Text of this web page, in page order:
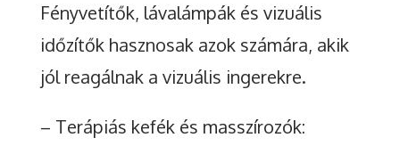
Fényvetítők, lávalámpák és vizuális
időzítők hasznosak azok számára, akik
jól reagálnak a vizuális ingerekre.
– Terápiás kefék és masszírozók: